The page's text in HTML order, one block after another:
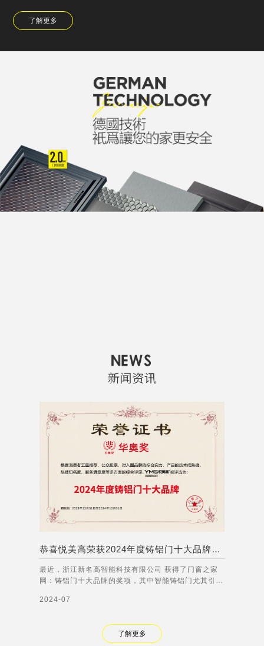
弃外观，它是精老…
了解更多
恭喜悦美高荣获2024年度铸铝门十大品牌称号！
最近，浙江新名高智能科技有限公司 获得了门窗之家
网：铸铝门十大品牌的奖项，其中智能铸铝门尤其引人
现人脸识别、语音交互、远程控制等功能。无论是在家
禁管理的安全性和便利性，满足不同客户的需
2024-07
了解更多